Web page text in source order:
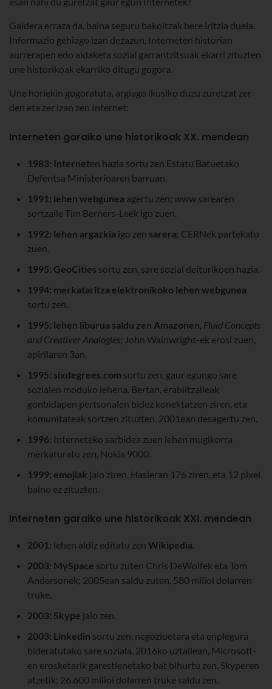
Galdera erraza da, baina seguru bakoitzak bere iritzia duela.
Informazio gehiago izan dezazun, Interneten historian
aurrerapen edo aldaketa sozial garrantzitsuak ekarri zituzten
une historikoak ekarriko ditugu gogora.
Une horiekin gogoratuta, argiago ikusiko duzu zuretzat zer
den eta zer izan zen Internet:
Interneten garaiko une historikoak XX. mendean
1983: Interneten hazia sortu zen Estatu Batuetako
Defentsa Ministerioaren barruan.
1991: lehen webgunea agertu zen; www sarearen
sortzaile Tim Berners-Leek igo zuen.
1992: lehen argazkia igo zen sarera; CERNek partekatu
zuen.
1995: GeoCities sortu zen, sare sozial deiturikoen hazia.
1994: merkataritza elektronikoko lehen webgunea
sortu zen.
1995: lehen liburua saldu zen Amazonen, Fluid Concepts
and Creativer Analogies; John Wainwright-ek erosi zuen,
apirilaren 3an.
1995: sixdegrees.com sortu zen, gaur egungo sare
sozialen moduko lehena. Bertan, erabiltzaileak
gonbidapen pertsonalen bidez konektatzen ziren, eta
komunitateak sortzen zituzten. 2001ean desagertu zen.
1996: Interneteko sarbidea zuen lehen mugikorra
merkaturatu zen, Nokia 9000.
1999: emojiak jaio ziren. Hasieran 176 ziren, eta 12 pixel
baino ez zituzten.
Interneten garaiko une historikoak XXI. mendean
2001: lehen aldiz editatu zen Wikipedia.
2003: MySpace sortu zuten Chris DeWolfek eta Tom
Andersonek; 2005ean saldu zuten, 580 milioi dolarren
truke.
2003: Skype jaio zen.
2003: Linkedin sortu zen, negozioetara eta enplegura
bideratutako sare soziala. 2016ko uztailean, Microsoft-
en erosketarik garestienetako bat bihurtu zen, Skyperen
atzetik; 26.600 milioi dolarren truke saldu zen.